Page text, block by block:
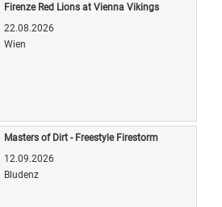
Firenze Red Lions at Vienna Vikings
22.08.2026
Wien
Masters of Dirt - Freestyle Firestorm
12.09.2026
Bludenz